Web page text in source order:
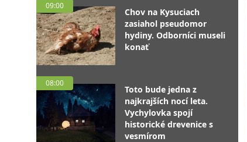
09:00
Chov na Kysuciach
zasiahol pseudomor
hydiny. Odborníci museli
konať
08:00
Toto bude jedna z
najkrajších nocí leta.
Vychylovka spojí
historické drevenice s
vesmírom